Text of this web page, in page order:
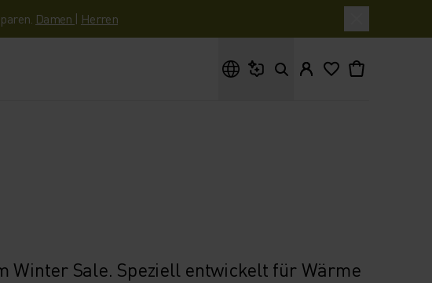
Damen | Herren
Winter Sale. Speziell entwickelt für Wärme